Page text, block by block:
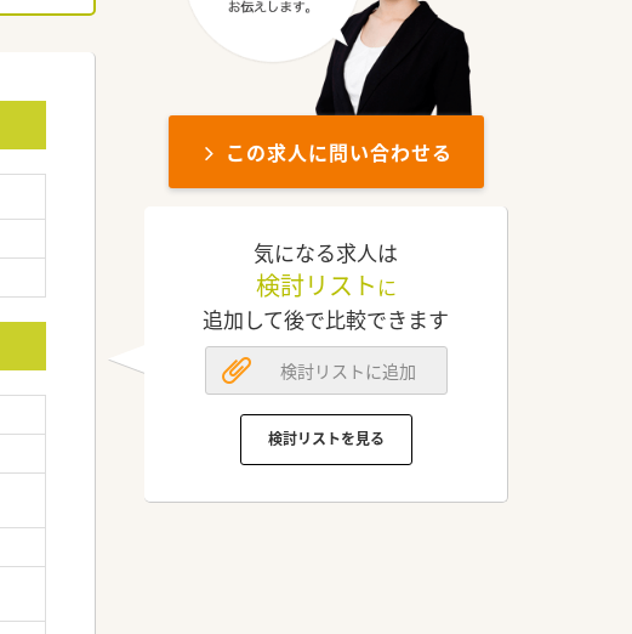
この求人に問い合わせる
気になる求人は
検討リスト に
追加して後で比較できます
検討リストに追加
検討リストを見る